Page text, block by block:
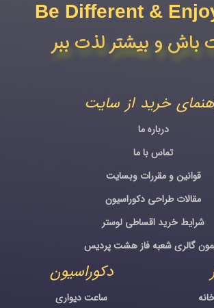
Be Different &
باش و بیشتر لذت ببر
خرید از سایت
درباره ما
تماس با ما
قوانین و مقررات وبسایت
مقالات طراحی دکوراسیون
شرایط خرید اقساطی لوستر
گالری شعبه فاز هشت پردیس
دکوراسیون
ساعت دیواری